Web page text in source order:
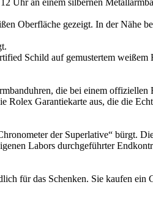
die bei einem offiziellen
Rolex Garantiekarte aus, die die
der Superlative“ bürgt.
Labors durchgeführter
für das Schenken. Sie kaufen ein